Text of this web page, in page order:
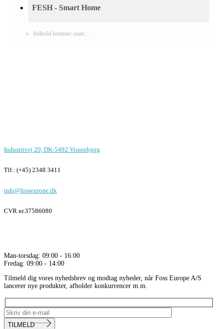
FESH - Smart Home
Indhold kommer snart…
Industrivej 20, DK-5492 Vissenbjerg
Tlf.: (+45) 2348 3411
info@fosseurope.dk
CVR nr.37586080
Man-torsdag: 09:00 - 16:00
Fredag: 09:00 - 14:00
Tilmeld dig vores nyhedsbrev og modtag nyheder, når Foss Europe A/S
lancerer nye produkter, afholder konkurrencer m.m.
TILMELD